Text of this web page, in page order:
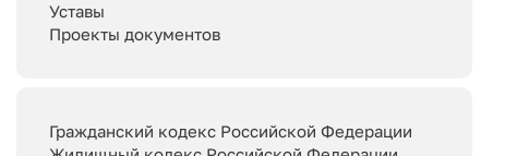
Уставы
Проекты документов
Гражданский кодекс Российской Федерации